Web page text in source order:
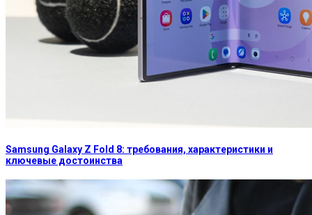
Samsung Galaxy Z Fold 8: требования, характеристики и
ключевые достоинства